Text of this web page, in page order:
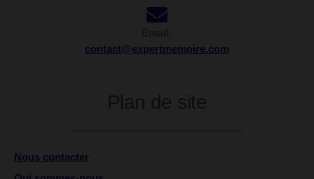
contact@expertmemoire.com
Nous contacter